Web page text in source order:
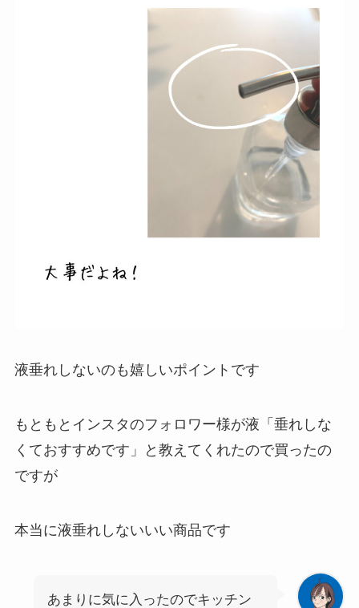
液垂れしないのも嬉しいポイントです
もともとインスタのフォロワー様が液「垂れしな
くておすすめです」と教えてくれたので買ったの
ですが
本当に液垂れしないいい商品です
あまりに気に入ったのでキッチン